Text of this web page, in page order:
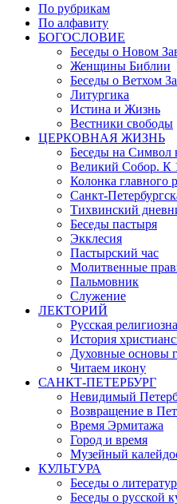
По рубрикам
По алфавиту
БОГОСЛОВИЕ
Беседы о Новом
Женщины Библии
Беседы о Ветхом
Литургика
Истина и Жизнь
Вестники свободы
ЦЕРКОВНАЯ ЖИЗНЬ
Беседы на Символ
Великий Собор. К
Колонка главного
Санкт-
Тихвинский
Беседы пастыря
Экклесия
Пастырский час
Молитвенные
Пальмовник
Служение
ЛЕКТОРИЙ
Русская
История
Духовные основы
Читаем икону
САНКТ-ПЕТЕРБУРГ
Невидимый
Возвращение в
Время Эрмитажа
Город и время
Музейный
КУЛЬТУРА
Беседы о
Беседы о русской